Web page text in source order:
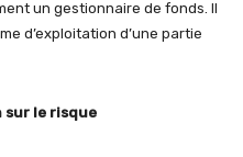
un gestionnaire de fonds. Il
d’exploitation d’une partie
sur le risque